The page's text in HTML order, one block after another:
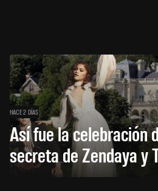
HACE 2 DÍAS
Así fue la celebración
secreta de Zendaya y